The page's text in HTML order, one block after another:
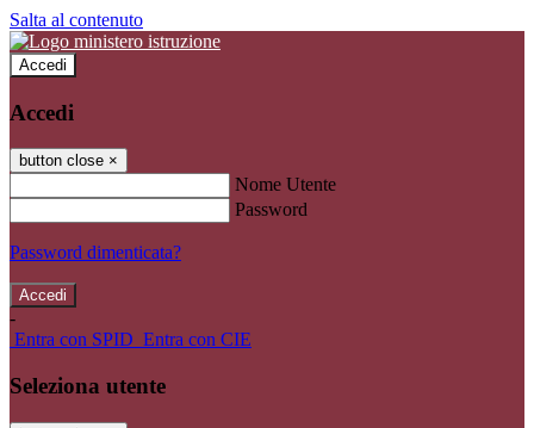
Salta al contenuto
Accedi
Accedi
button close ×
Nome Utente
Password
Password dimenticata?
-
Entra con SPID Entra con CIE
Seleziona utente